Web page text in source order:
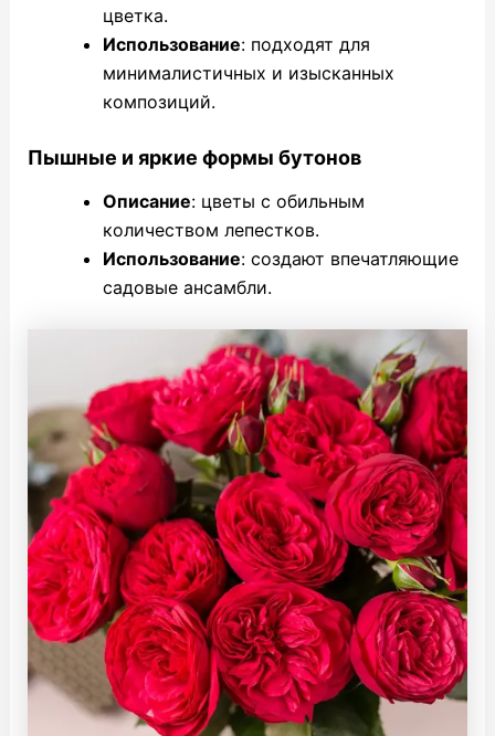
цветка.
Использование: подходят для
минималистичных и изысканных
композиций.
Пышные и яркие формы бутонов
Описание: цветы с обильным
количеством лепестков.
Использование: создают впечатляющие
садовые ансамбли.